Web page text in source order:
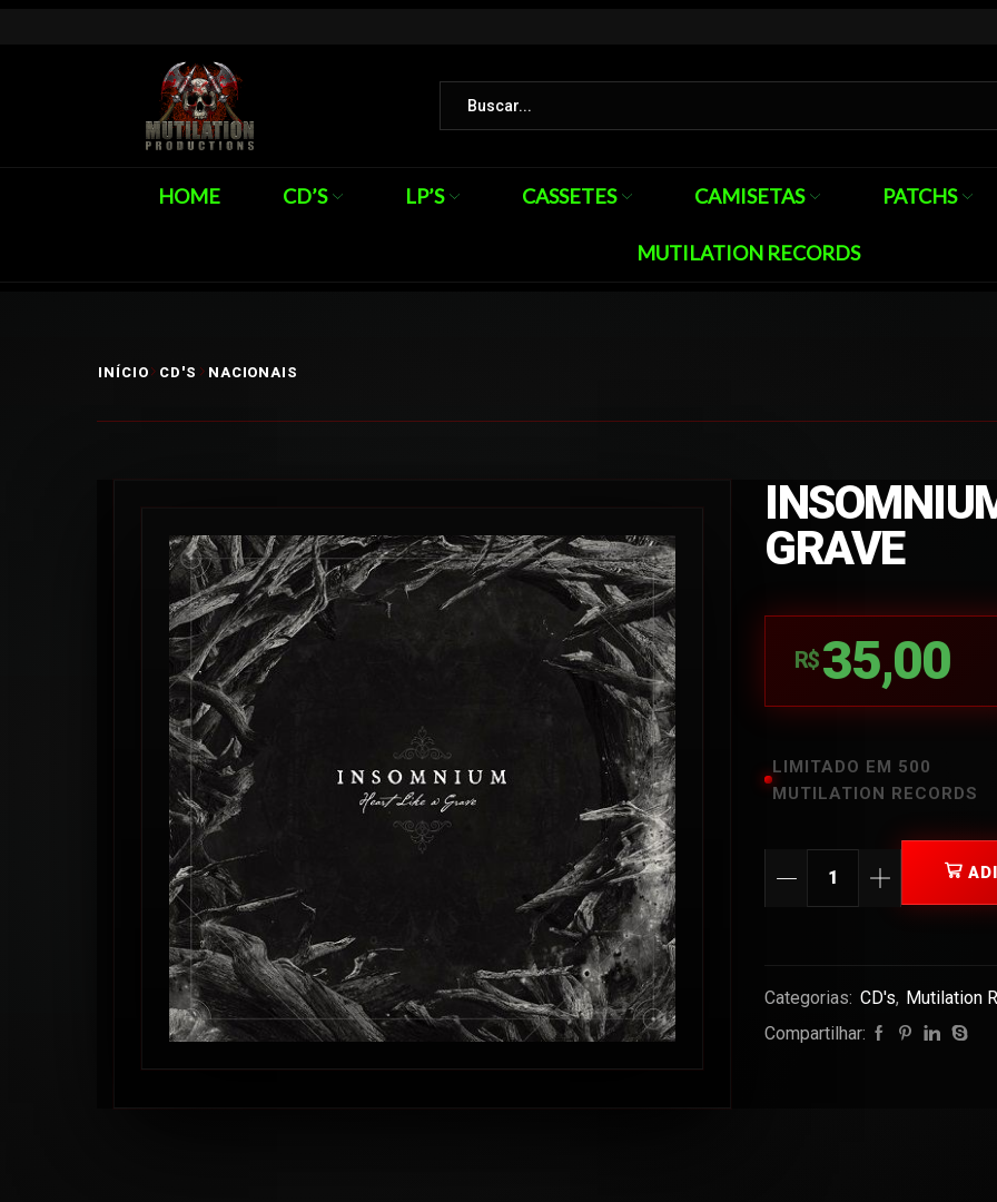
HOME CD’S LP’S CASSETES CAMISETAS PATCHS
MUTILATION RECORDS
INÍCIO CD'S NACIONAIS
GRAVE
R$ 35,00
LIMITADO EM 500
MUTILATION RECORDS
Categorias: CD's, Mutilation
Compartilhar: